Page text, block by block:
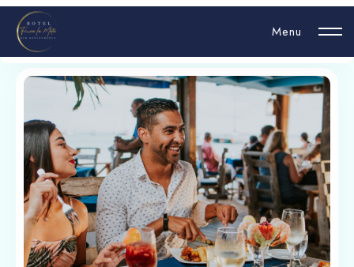
Login
Hello, username
Book now
Menu
Welcome to our Restaurant